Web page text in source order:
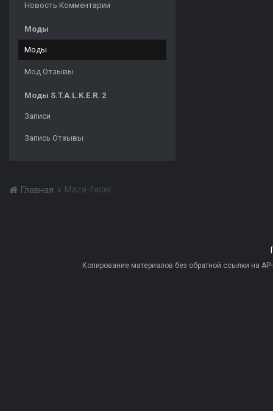
Новость Комментарии
Моды
Моды
Мод Отзывы
Моды S.T.A.L.K.E.R. 2
Записи
Запись Отзывы
Главная Maza-facer
Копирование материалов без обратной ссылки на